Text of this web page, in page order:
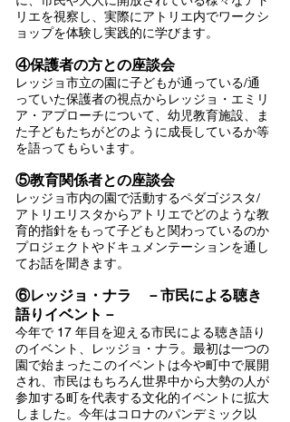
リエを視察し、実際にアトリエ内でワークシ
ョップを体験し実践的に学びます。
④保護者の方との座談会
レッジョ市立の園に子どもが通っている/通
っていた保護者の視点からレッジョ・エミリ
ア・アプローチについて、幼児教育施設、ま
た子どもたちがどのように成長しているか等
を語ってもらいます。
⑤教育関係者との座談会
レッジョ市内の園で活動するペダゴジスタ/
アトリエリスタからアトリ エでどのような教
育的指針をもって子どもと関わっているのか
プロジェクトやドキュメンテーションを通し
てお話を聞きます。
⑥レッジョ・ナラ －市民による聴き
語りイベント－
今年で 17 年目を迎える市民による聴き語り
のイベント、レッジョ・ナラ。最初は一つの
園で始まったこのイベントは今や町中で展開
され、市民はもちろん世界中から大勢の人が
参加する町を代表する文化的イベントに拡大
しました。今年はコロナのパンデミック以